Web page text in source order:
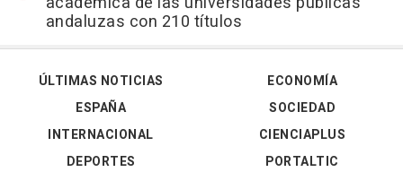
andaluzas con 210 títulos
ÚLTIMAS NOTICIAS
ESPAÑA
INTERNACIONAL
DEPORTES
ECONOMÍA
SOCIEDAD
CIENCIAPLUS
PORTALTIC